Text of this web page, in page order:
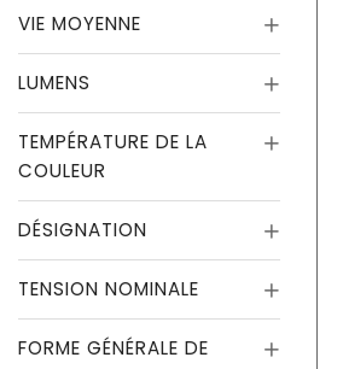
VIE MOYENNE
LUMENS
TEMPÉRATURE DE LA
COULEUR
DÉSIGNATION
TENSION NOMINALE
FORME GÉNÉRALE DE